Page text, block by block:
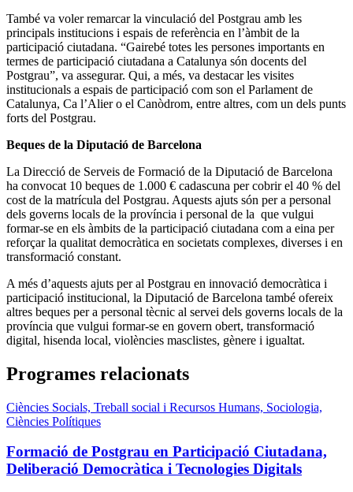
També va voler remarcar la vinculació del Postgrau amb les
principals institucions i espais de referència en l’àmbit de la
participació ciutadana. “Gairebé totes les persones importants en
termes de participació ciutadana a Catalunya són docents del
Postgrau”, va assegurar. Qui, a més, va destacar les visites
institucionals a espais de participació com son el Parlament de
Catalunya, Ca l’Alier o el Canòdrom, entre altres, com un dels punts
forts del Postgrau.
Beques de la Diputació de Barcelona
La Direcció de Serveis de Formació de la Diputació de Barcelona
ha convocat 10 beques de 1.000 € cadascuna per cobrir el 40 % del
cost de la matrícula del Postgrau. Aquests ajuts són per a personal
dels governs locals de la província i personal de la que vulgui
formar-se en els àmbits de la participació ciutadana com a eina per
reforçar la qualitat democràtica en societats complexes, diverses i en
transformació constant.
A més d’aquests ajuts per al Postgrau en innovació democràtica i
participació institucional, la Diputació de Barcelona també ofereix
altres beques per a personal tècnic al servei dels governs locals de la
província que vulgui formar-se en govern obert, transformació
digital, hisenda local, violències masclistes, gènere i igualtat.
Programes relacionats
Ciències Socials, Treball social i Recursos Humans, Sociologia,
Ciències Polítiques
Formació de Postgrau en Participació Ciutadana,
Deliberació Democràtica i Tecnologies Digitals